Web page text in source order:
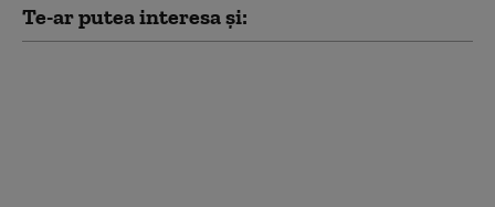
Te-ar putea interesa și: